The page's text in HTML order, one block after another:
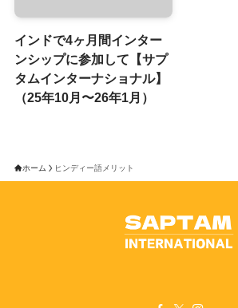
インドで4ヶ月間インター
ンシップに参加して【サプ
タムインターナショナル】
（25年10月〜26年1月）
ホーム ヒンディー語メリット